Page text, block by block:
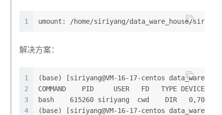
1 umount: /home/siriyang/data_ware_house/
解决方案：
1
2
3
4
(base) [siriyang@VM-16-17-centos
COMMAND    PID     USER   FD   TYPE DEVICE SIZE/
bash    615260 siriyang  cwd    DIR   0,70
(base) [siriyang@VM-16-17-centos